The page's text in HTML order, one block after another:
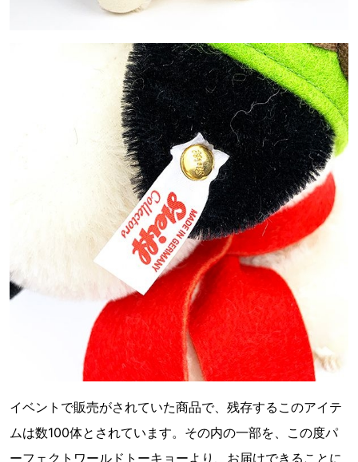
イベントで販売がされていた商品で、残存するこのアイテ
ムは数100体とされています。その内の一部を、この度パ
ーフェクトワールドトーキョーより、お届けできることに